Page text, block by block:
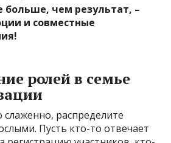
больше, чем результат, –
и совместные
ролей в семье
распределите
Пусть кто-то отвечает